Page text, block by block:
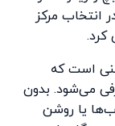
انتخاب مرکز
است که
می‌شود. بدون
یا روشن